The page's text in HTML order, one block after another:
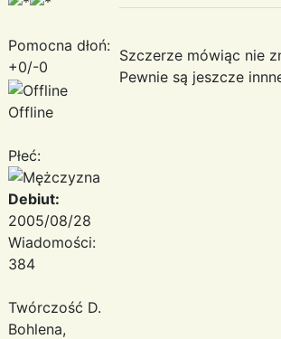
Pomocna dłoń:
+0/-0
Offline
Płeć:
Debiut:
2005/08/28
Wiadomości:
384
Twórczość D.
Bohlena,
Szczerze mówiąc nie
Pewnie są jeszcze